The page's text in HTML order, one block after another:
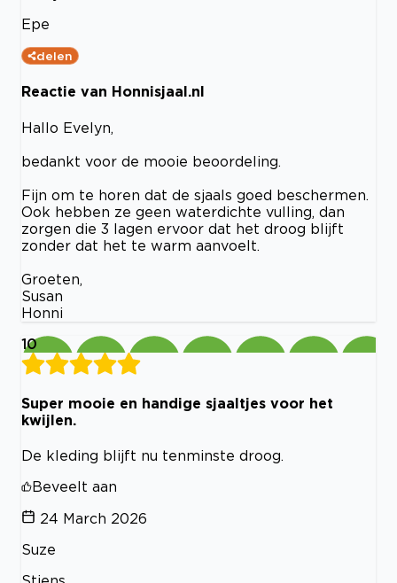
Epe
delen
Reactie van Honnisjaal.nl
Hallo Evelyn,
bedankt voor de mooie beoordeling.
Fijn om te horen dat de sjaals goed beschermen.
Ook hebben ze geen waterdichte vulling, dan
zorgen die 3 lagen ervoor dat het droog blijft
zonder dat het te warm aanvoelt.
Groeten,
Susan
Honni
10
Super mooie en handige sjaaltjes voor het
kwijlen.
De kleding blijft nu tenminste droog.
Beveelt aan
24 March 2026
Suze